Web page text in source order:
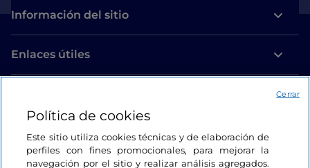
Información del sitio
Enlaces útiles
Estamos en contacto
Política de cookies
Este sitio utiliza cookies técnicas y de elaboración de
perfiles con fines promocionales, para mejorar la
navegación por el sitio y realizar análisis agregados.
Cerrar